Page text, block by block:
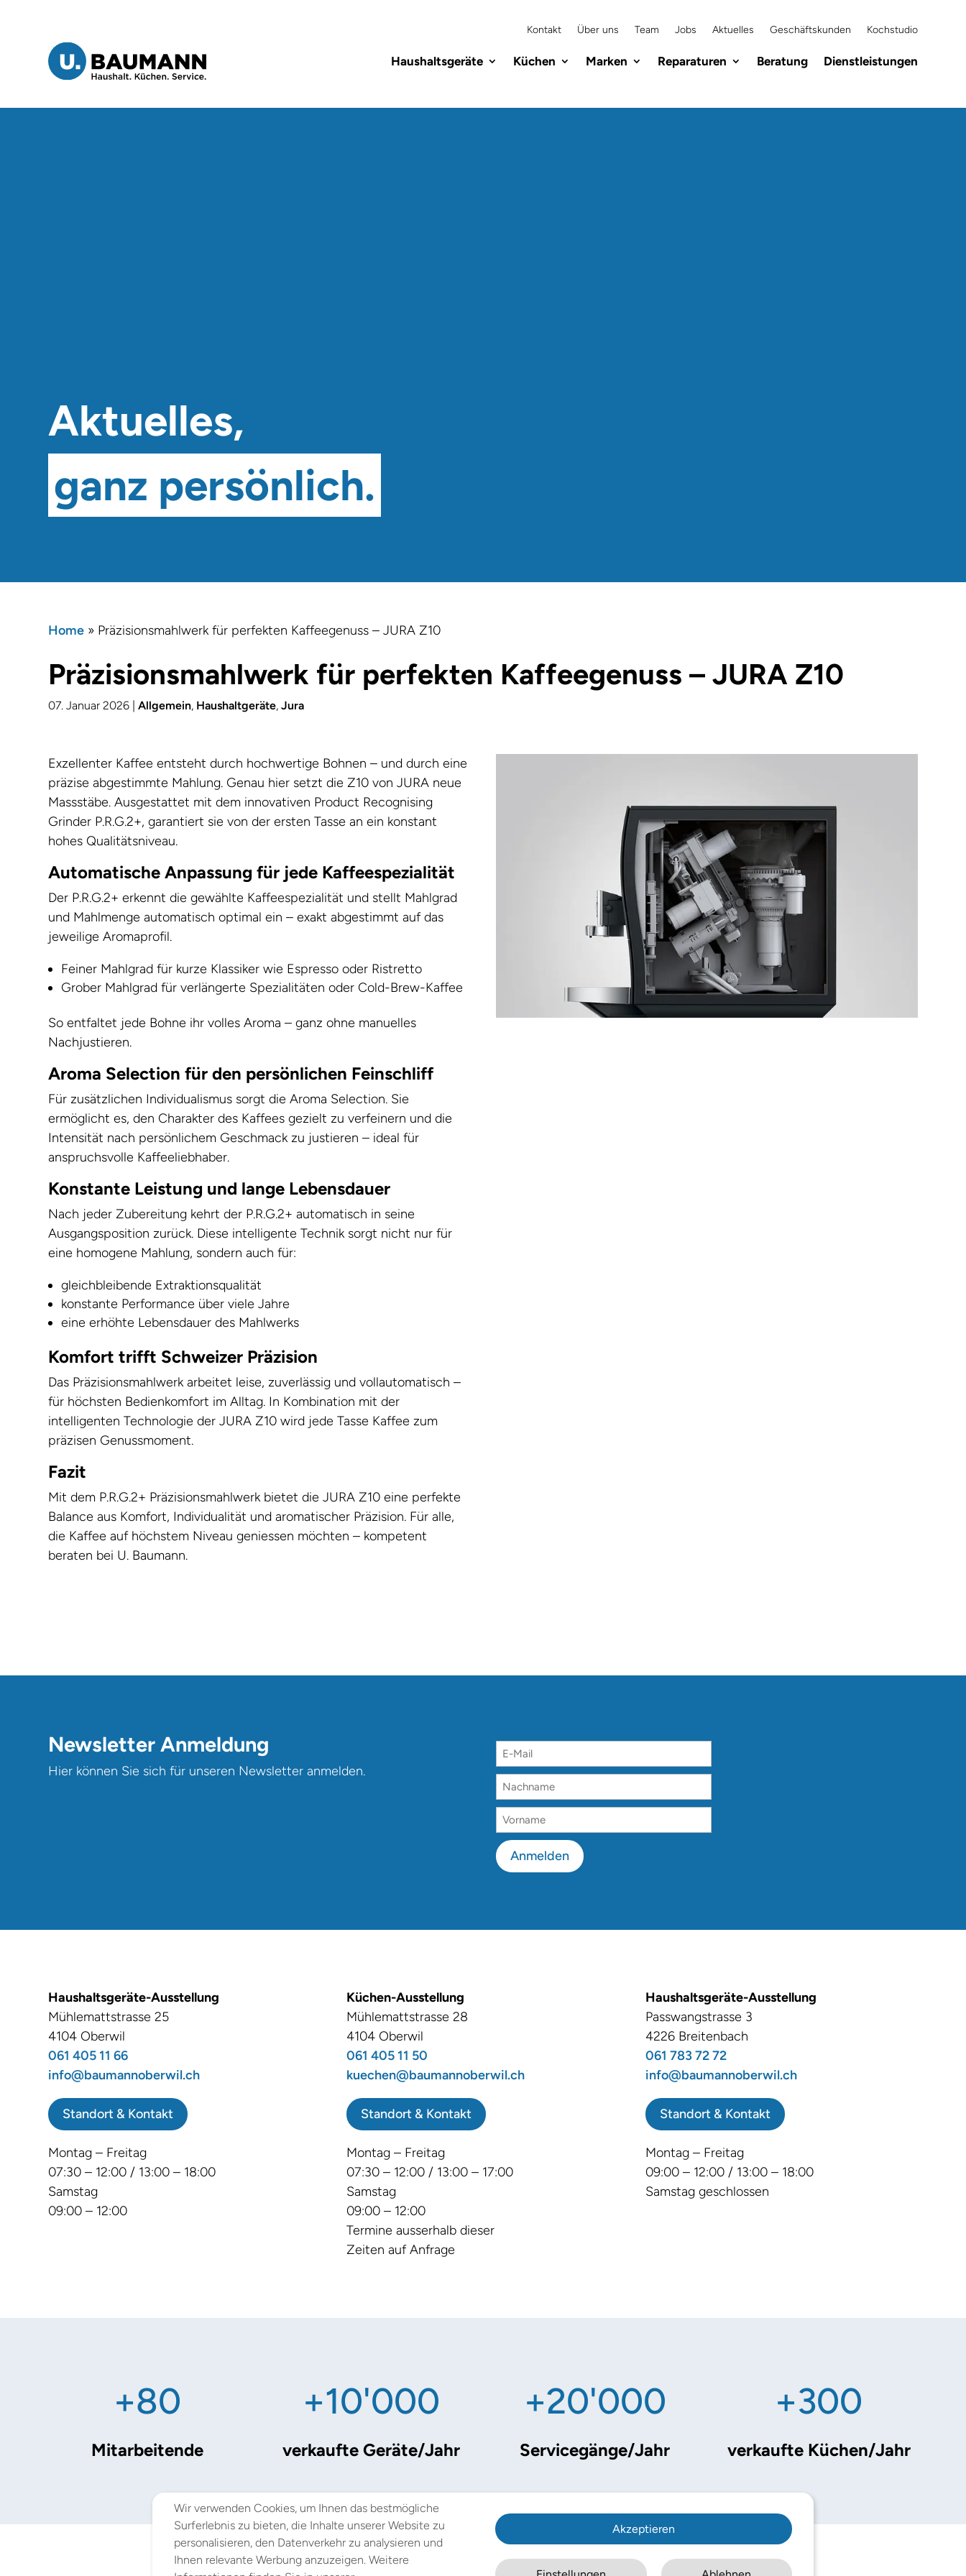
Kontakt Über uns Team Jobs Aktuelles Geschäftskunden Kochstudio
Haushaltsgeräte Küchen Marken Reparaturen Beratung Dienstleistungen
Aktuelles,
ganz persönlich.
Home » Präzisionsmahlwerk für perfekten Kaffeegenuss – JURA Z10
Präzisionsmahlwerk für perfekten Kaffeegenuss – JURA Z10
07. Januar 2026 |Allgemein, Haushaltgeräte,Jura
Exzellenter Kaffee entsteht durch hochwertige Bohnen – und durch eine
präzise abgestimmte Mahlung. Genau hier setzt die Z10 vonJURA neue
Massstäbe. Ausgestattet mit dem innovativen Product Recognising
Grinder P.R.G.2+, garantiert sie von der ersten Tasse an ein konstant
hohes Qualitätsniveau.
Automatische Anpassung für jede Kaffeespezialität
Der P.R.G.2+ erkennt die gewählte Kaffeespezialität und stellt Mahlgrad
und Mahlmenge automatisch optimal ein – exakt abgestimmt auf das
jeweilige Aromaprofil.
Feiner Mahlgrad für kurze Klassiker wie Espresso oder Ristretto
Grober Mahlgrad für verlängerte Spezialitäten oder Cold-Brew-Kaffee
So entfaltet jede Bohne ihr volles Aroma – ganz ohne manuelles
Nachjustieren.
Aroma Selection für den persönlichen Feinschliff
Für zusätzlichen Individualismus sorgt die Aroma Selection. Sie
ermöglicht es, den Charakter des Kaffees gezielt zu verfeinern und die
Intensität nach persönlichem Geschmack zu justieren – ideal für
anspruchsvolle Kaffeeliebhaber.
Konstante Leistung und lange Lebensdauer
Nach jeder Zubereitung kehrt der P.R.G.2+ automatisch in seine
Ausgangsposition zurück. Diese intelligente Technik sorgt nicht nur für
eine homogene Mahlung, sondern auch für:
gleichbleibende Extraktionsqualität
konstante Performance über viele Jahre
eine erhöhte Lebensdauer des Mahlwerks
Komfort trifft Schweizer Präzision
Das Präzisionsmahlwerk arbeitet leise, zuverlässig und vollautomatisch –
für höchsten Bedienkomfort im Alltag. In Kombination mit der
intelligenten Technologie der JURA Z10 wird jede Tasse Kaffee zum
präzisen Genussmoment.
Fazit
Mit dem P.R.G.2+ Präzisionsmahlwerk bietet die JURA Z10 eine perfekte
Balance aus Komfort, Individualität und aromatischer Präzision. Für alle,
die Kaffee auf höchstem Niveau geniessen möchten – kompetent
beraten bei U. Baumann.
Newsletter Anmeldung
Hier können Sie sich für unseren Newsletter anmelden.
Anmelden
Haushaltsgeräte-Ausstellung
Mühlemattstrasse 25
4104 Oberwil
061 405 11 66
info@baumannoberwil.ch
Standort & Kontakt
Montag – Freitag
07:30 – 12:00 / 13:00 – 18:00
Samstag
09:00 – 12:00
Küchen-Ausstellung
Mühlemattstrasse 28
4104 Oberwil
061 405 11 50
kuechen@baumannoberwil.ch
Standort & Kontakt
Montag – Freitag
07:30 – 12:00 / 13:00 – 17:00
Samstag
09:00 – 12:00
Termine ausserhalb dieser
Zeiten auf Anfrage
Haushaltsgeräte-Ausstellung
Passwangstrasse 3
4226 Breitenbach
061 783 72 72
info@baumannoberwil.ch
Standort & Kontakt
Montag – Freitag
09:00 – 12:00 / 13:00 – 18:00
Samstag geschlossen
+80
Mitarbeitende
+10'000
verkaufte Geräte/Jahr
+20'000
Servicegänge/Jahr
+300
verkaufte Küchen/Jahr
Wir verwenden Cookies, um Ihnen das bestmögliche
Surferlebnis zu bieten, die Inhalte unserer Website zu
personalisieren, den Datenverkehr zu analysieren und
Ihnen relevante Werbung anzuzeigen. Weitere
Akzeptieren